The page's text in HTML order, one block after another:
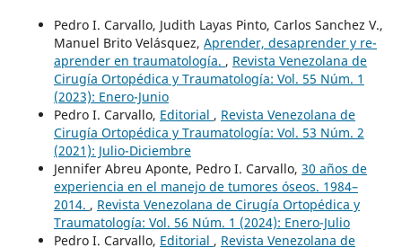
Pedro I. Carvallo, Judith Layas Pinto, Carlos Sanchez V.,
Manuel Brito Velásquez, Aprender, desaprender y re-
aprender en traumatología. , Revista Venezolana de
Cirugía Ortopédica y Traumatología: Vol. 55 Núm. 1
(2023): Enero-Junio
Pedro I. Carvallo, Editorial , Revista Venezolana de
Cirugía Ortopédica y Traumatología: Vol. 53 Núm. 2
(2021): Julio-Diciembre
Jennifer Abreu Aponte, Pedro I. Carvallo, 30 años de
experiencia en el manejo de tumores óseos. 1984–
2014. , Revista Venezolana de Cirugía Ortopédica y
Traumatología: Vol. 56 Núm. 1 (2024): Enero-Julio
Pedro I. Carvallo, Editorial , Revista Venezolana de